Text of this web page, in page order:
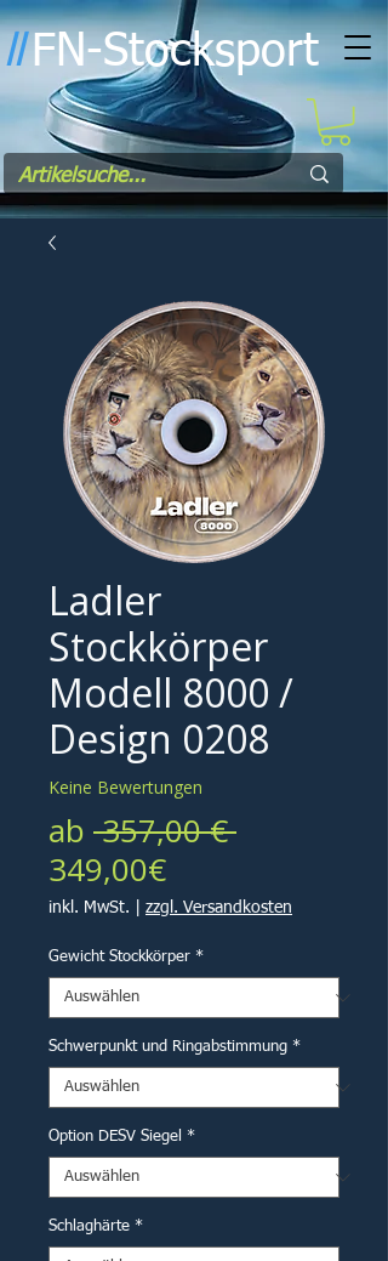
ll FN-Stocksport
Ladler
Stockkörper
Modell 8000 /
Design 0208
Keine Bewertungen
ab 357,00 €
349,00€Sale-
Preis
inkl. MwSt. zzgl. Versandkosten
Gewicht Stockkörper *
Schwerpunkt und Ringabstimmung *
Option DESV Siegel *
Schlaghärte *